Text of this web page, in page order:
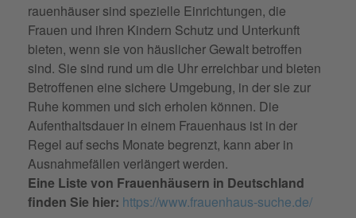
rauenhäuser sind spezielle Einrichtungen, die
Frauen und ihren Kindern Schutz und Unterkunft
bieten, wenn sie von häuslicher Gewalt betroffen
sind. Sie sind rund um die Uhr erreichbar und bieten
Betroffenen eine sichere Umgebung, in der sie zur
Ruhe kommen und sich erholen können. Die
Aufenthaltsdauer in einem Frauenhaus ist in der
Regel auf sechs Monate begrenzt, kann aber in
Ausnahmefällen verlängert werden.
Eine Liste von Frauenhäusern in Deutschland
finden Sie hier: https://www.frauenhaus-suche.de/